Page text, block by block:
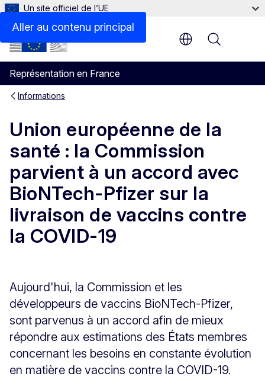
Aller au contenu principal
Un site officiel de l’UE
Représentation en France
Menu
Informations
Union européenne de la
santé : la Commission
parvient à un accord avec
BioNTech-Pfizer sur la
livraison de vaccins contre
la COVID-19
Aujourd'hui, la Commission et les
développeurs de vaccins BioNTech-Pfizer,
sont parvenus à un accord afin de mieux
répondre aux estimations des États membres
concernant les besoins en constante évolution
en matière de vaccins contre la COVID-19.